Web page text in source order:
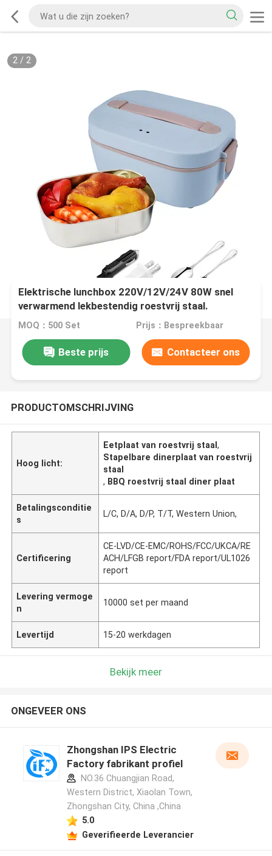
2/ 2
Elektrische lunchbox 220V/12V/24V 80W snel
verwarmend lekbestendig roestvrij staal.
MOQ：500 Set Prijs：Bespreekbaar
Beste prijs Contacteer ons
PRODUCTOMSCHRIJVING
Hoog licht:
Eetplaat van roestvrij staal,
Stapelbare dinerplaat van roestvrij
staal
, BBQ roestvrij staal diner plaat
Betalingsconditie
s
L/C, D/A, D/P, T/T, Western Union,
Certificering
CE-LVD/CE-EMC/ROHS/FCC/UKCA/RE
ACH/LFGB report/FDA report/UL1026
report
Levering vermoge
n
10000 set per maand
Levertijd 15-20 werkdagen
Bekijk meer
ONGEVEER ONS
Zhongshan IPS Electric
Factory fabrikant profiel
NO.36 Chuangjian Road,
Western District, Xiaolan Town,
Zhongshan City, China ,China
5.0
Geverifieerde Leverancier